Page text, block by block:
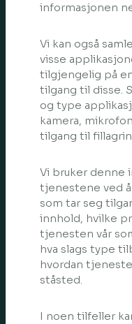
informasjonen
Vi kan også
visse
tilgjengelig på
tilgang til disse.
og type
kamera,
tilgang til
Vi bruker denne
tjenestene ved
som tar seg
innhold, hvilke
tjenesten vår
hva slags type
hvordan
ståsted.
I noen tilfeller